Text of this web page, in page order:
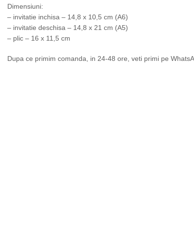
Dimensiuni:
– invitatie inchisa – 14,8 x 10,5 cm (A6)
– invitatie deschisa – 14,8 x 21 cm (A5)
– plic – 16 x 11,5 cm
Dupa ce primim comanda, in 24-48 ore, veti primi pe